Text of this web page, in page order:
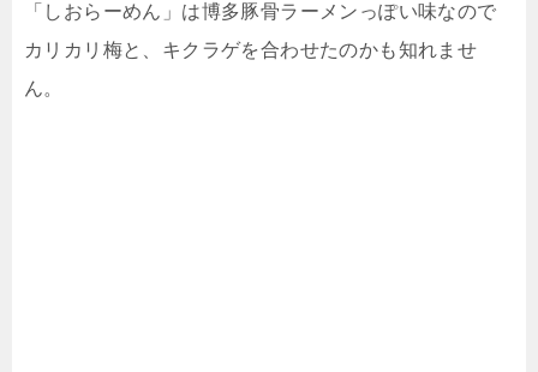
「しおらーめん」は博多豚骨ラーメンっぽい味なので
カリカリ梅と、キクラゲを合わせたのかも知れませ
ん。